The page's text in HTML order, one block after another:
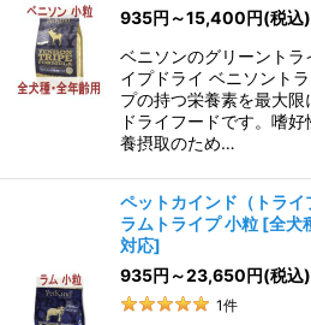
935円 ～15,400 円(税込)
ベニソンのグリーント
イプドライ ベニソント
プの持つ栄養素を最大
ドライフードです。嗜
養摂取のため…
ペットカインド（トラ
ラムトライプ 小粒 [全犬
対応]
935円 ～23,650 円(税込)
1件